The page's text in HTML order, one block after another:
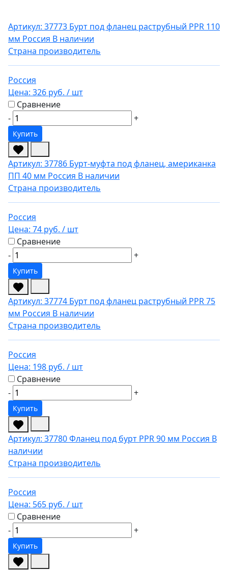
Артикул: 37773 Бурт под фланец раструбный PPR 110
мм Россия В наличии
Страна производитель
Россия
Цена: 326 руб. / шт
Сравнение
-
+
Купить
Артикул: 37786 Бурт-муфта под фланец, американка
ПП 40 мм Россия В наличии
Страна производитель
Россия
Цена: 74 руб. / шт
Сравнение
-
+
Купить
Артикул: 37774 Бурт под фланец раструбный PPR 75
мм Россия В наличии
Страна производитель
Россия
Цена: 198 руб. / шт
Сравнение
-
+
Купить
Артикул: 37780Фланец под бурт PPR 90 мм Россия В
наличии
Страна производитель
Россия
Цена: 565 руб. / шт
Сравнение
-
+
Купить